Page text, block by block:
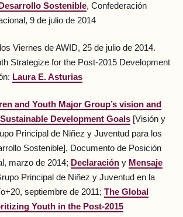
Sostenible, Confederación
9 de julio de 2014
Viernes de AWID, 25 de julio de 2014.
Strategize for the Post-2015 Development
Laura E. Asturias
and Youth Major Group’s vision and
Development Goals[Visión y
Principal de Niñez y Juventud para los
Sostenible], Documento de Posición
marzo de 2014; Declaracióny Mensaje
Principal de Niñez y Juventud en la
septiembre de 2011; The Global
Youth in the Post-2015